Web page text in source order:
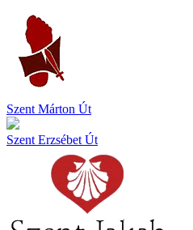
Szent Márton Út
Szent Erzsébet Út